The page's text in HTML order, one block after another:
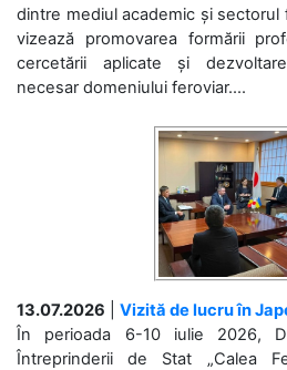
dintre mediul academic și sectorul
vizează promovarea formării
cercetării aplicate și
necesar domeniului feroviar....
13.07.2026
Vizită de lucru în
În perioada 6-10 iulie 2026,
Întreprinderii de Stat „Calea